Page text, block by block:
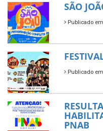
SÃO
Publicado
Publicado
PNAB